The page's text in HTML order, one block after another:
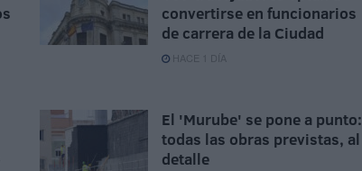
convertirse en funcionarios
de carrera de la Ciudad
HACE 1 DÍA
El 'Murube' se pone a punto:
todas las obras previstas, al
detalle